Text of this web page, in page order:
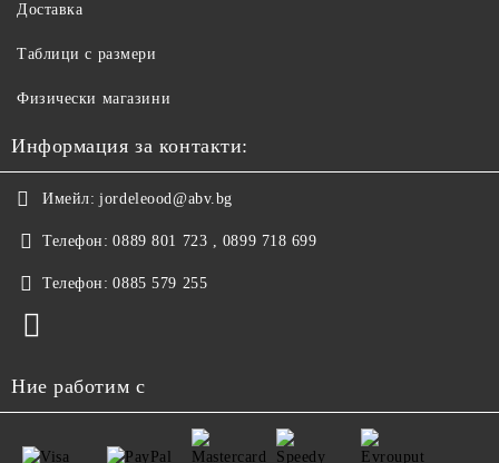
Доставка
Таблици с размери
Физически магазини
Информация за контакти:
Имейл: jordeleood@abv.bg
Телефон: 0889 801 723 , 0899 718 699
Телефон: 0885 579 255
Ние работим с